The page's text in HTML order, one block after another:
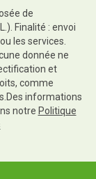
de
Finalité : envoi
les services.
donnée ne
et
comme
informations
notre Politique